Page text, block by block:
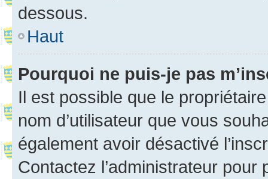
dessous.
Haut
Pourquoi ne puis-je pas
Il est possible que le
nom d’utilisateur que vous
également avoir désactivé
Contactez l’administrateur